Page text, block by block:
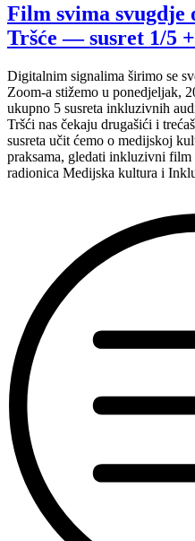
Film svima svugdje
Tršće — susret 1/5
Digitalnim signalima širimo se
Zoom-a stižemo u ponedjeljak,
ukupno 5 susreta inkluzivnih
Tršći nas čekaju drugašići i
susreta učit ćemo o medijskoj
praksama, gledati inkluzivni
radionica Medijska kultura i